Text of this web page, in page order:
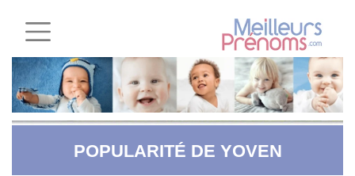
POPULARITÉ DE YOVEN